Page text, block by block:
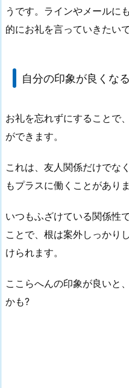
うです。ラインやメールに
的にお礼を言っていきたいで
自分の印象が良くなる
お礼を忘れずにすることで
ができます。
これは、友人関係だけでな
もプラスに働くことがありま
いつもふざけている関係性
ことで、根は案外しっかり
けられます。
ここらへんの印象が良いと
かも?